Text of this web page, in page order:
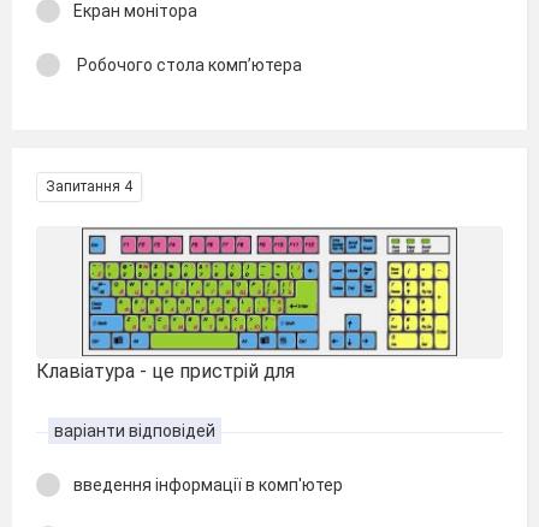
Екран монітора
Робочого стола комп’ютера
Запитання 4
Клавіатура - це пристрій для
варіанти відповідей
введення інформації в комп'ютер